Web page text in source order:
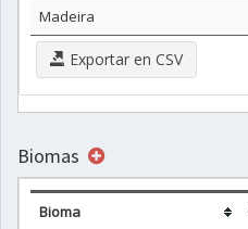
Madeira
Exportar en CSV
Biomas
Bioma